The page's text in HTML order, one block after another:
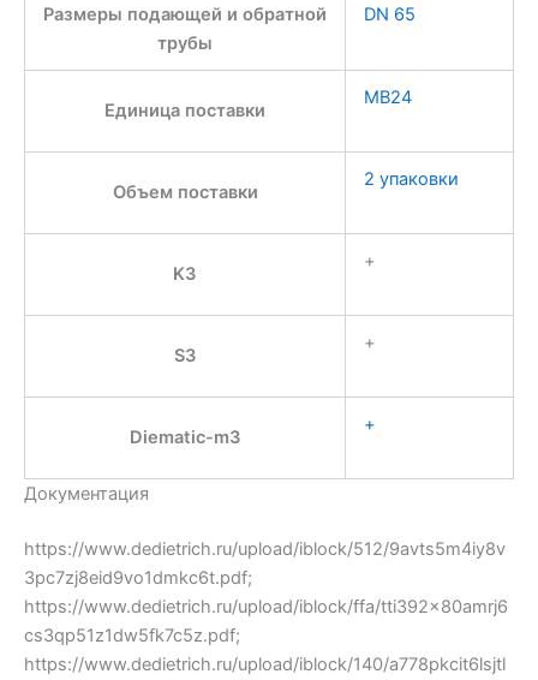
Размеры подающей и обратной
трубы
DN 65
Единица поставки
MB24
Объем поставки
2 упаковки
K3
+
S3
+
Diematic-m3
+
Документация
https://www.dedietrich.ru/upload/iblock/512/9avts5m4iy8v
3pc7zj8eid9vo1dmkc6t.pdf;
https://www.dedietrich.ru/upload/iblock/ffa/tti392x80amrj6
cs3qp51z1dw5fk7c5z.pdf;
https://www.dedietrich.ru/upload/iblock/140/a778pkcit6lsjtl